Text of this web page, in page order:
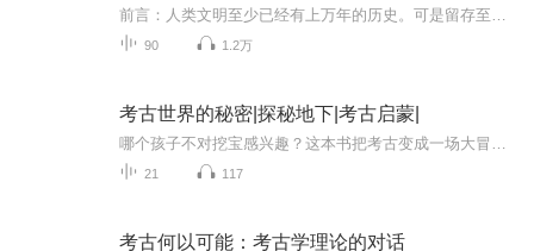
90 1.2万
考古世界的秘密|探秘地下|考古启蒙|
21 117
考古何以可能：考古学理论的对话